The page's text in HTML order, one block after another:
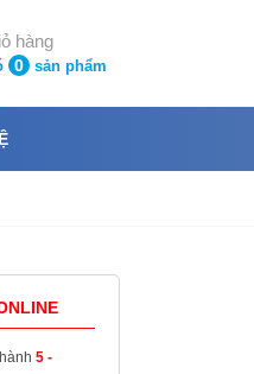
hàng
0 sản phẩm
hành5 -